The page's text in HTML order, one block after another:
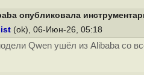
опубликовала
(ok), 06-Июн-26, 05:18
Qwen ушёл из Alibaba со